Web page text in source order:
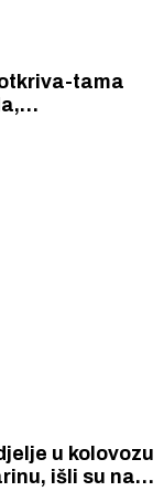
otkriva-tama
u kolovozu
išli su na